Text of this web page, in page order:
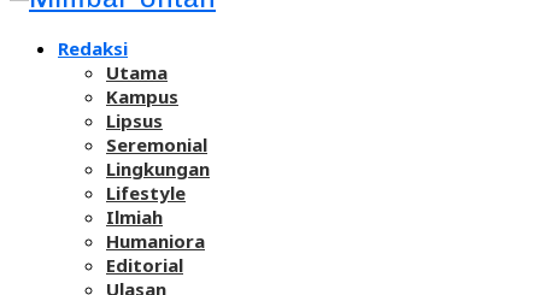
Redaksi
Utama
Kampus
Lipsus
Seremonial
Lingkungan
Lifestyle
Ilmiah
Humaniora
Editorial
Ulasan